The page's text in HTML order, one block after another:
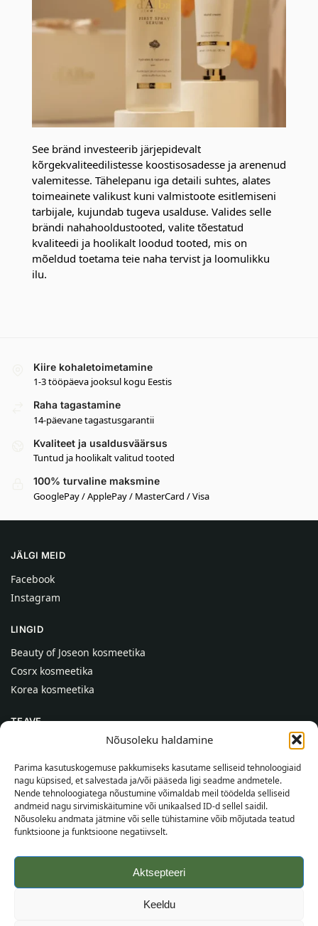
Nõusoleku haldamine
Parima kasutuskogemuse pakkumiseks kasutame selliseid tehnoloogiaid
nagu küpsised, et salvestada ja/või pääseda ligi seadme andmetele.
Nende tehnoloogiatega nõustumine võimaldab meil töödelda selliseid
andmeid nagu sirvimiskäitumine või unikaalsed ID-d sellel saidil.
Nõusoleku andmata jätmine või selle tühistamine võib mõjutada teatud
funktsioone ja funktsioone negatiivselt.
Aktsepteeri
Keeldu
See bränd investeerib järjepidevalt
kõrgekvaliteedilistesse koostisosadesse ja arenenud
valemitesse. Tähelepanu iga detaili suhtes, alates
toimeainete valikust kuni valmistoote esitlemiseni
tarbijale, kujundab tugeva usalduse. Valides selle
brändi nahahooldustooted, valite tõestatud
kvaliteedi ja hoolikalt loodud tooted, mis on
mõeldud toetama teie naha tervist ja loomulikku
ilu.
Kiire kohaletoimetamine
1-3 tööpäeva jooksul kogu Eestis
Raha tagastamine
14-päevane tagastusgarantii
Kvaliteet ja usaldusväärsus
Tuntud ja hoolikalt valitud tooted
100% turvaline maksmine
GooglePay / ApplePay / MasterCard / Visa
JÄLGI MEID
Facebook
Instagram
LINGID
Beauty of Joseon kosmeetika
Cosrx kosmeetika
Korea kosmeetika
TEAVE
Kontaktid
Abi
TEAVE OSTJALE
Tarnetingimused
Tingimused
Veebikaart